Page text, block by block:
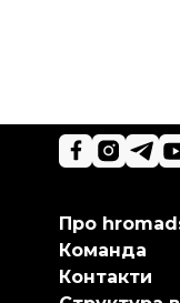
Про
Команда
Контакти